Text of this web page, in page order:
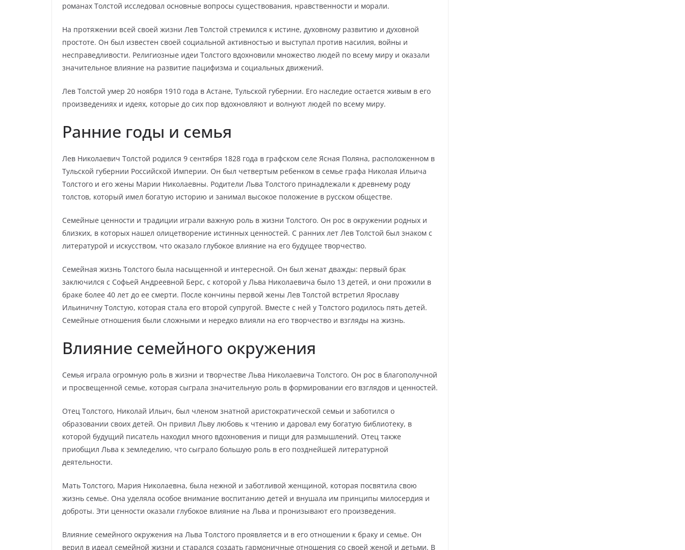
романах Толстой исследовал основные вопросы существования, нравственности и морали.
На протяжении всей своей жизни Лев Толстой стремился к истине, духовному развитию и духовной
простоте. Он был известен своей социальной активностью и выступал против насилия, войны и
несправедливости. Религиозные идеи Толстого вдохновили множество людей по всему миру и оказали
значительное влияние на развитие пацифизма и социальных движений.
Лев Толстой умер 20 ноября 1910 года в Астане, Тульской губернии. Его наследие остается живым в его
произведениях и идеях, которые до сих пор вдохновляют и волнуют людей по всему миру.
Ранние годы и семья
Лев Николаевич Толстой родился 9 сентября 1828 года в графском селе Ясная Поляна, расположенном в
Тульской губернии Российской Империи. Он был четвертым ребенком в семье графа Николая Ильича
Толстого и его жены Марии Николаевны. Родители Льва Толстого принадлежали к древнему роду
толстов, который имел богатую историю и занимал высокое положение в русском обществе.
Семейные ценности и традиции играли важную роль в жизни Толстого. Он рос в окружении родных и
близких, в которых нашел олицетворение истинных ценностей. С ранних лет Лев Толстой был знаком с
литературой и искусством, что оказало глубокое влияние на его будущее творчество.
Семейная жизнь Толстого была насыщенной и интересной. Он был женат дважды: первый брак
заключился с Софьей Андреевной Берс, с которой у Льва Николаевича было 13 детей, и они прожили в
браке более 40 лет до ее смерти. После кончины первой жены Лев Толстой встретил Ярославу
Ильиничну Толстую, которая стала его второй супругой. Вместе с ней у Толстого родилось пять детей.
Семейные отношения были сложными и нередко влияли на его творчество и взгляды на жизнь.
Влияние семейного окружения
Семья играла огромную роль в жизни и творчестве Льва Николаевича Толстого. Он рос в благополучной
и просвещенной семье, которая сыграла значительную роль в формировании его взглядов и ценностей.
Отец Толстого, Николай Ильич, был членом знатной аристократической семьи и заботился о
образовании своих детей. Он привил Льву любовь к чтению и даровал ему богатую библиотеку, в
которой будущий писатель находил много вдохновения и пищи для размышлений. Отец также
приобщил Льва к земледелию, что сыграло большую роль в его позднейшей литературной
деятельности.
Мать Толстого, Мария Николаевна, была нежной и заботливой женщиной, которая посвятила свою
жизнь семье. Она уделяла особое внимание воспитанию детей и внушала им принципы милосердия и
доброты. Эти ценности оказали глубокое влияние на Льва и пронизывают его произведения.
Влияние семейного окружения на Льва Толстого проявляется и в его отношении к браку и семье. Он
верил в идеал семейной жизни и старался создать гармоничные отношения со своей женой и детьми. В